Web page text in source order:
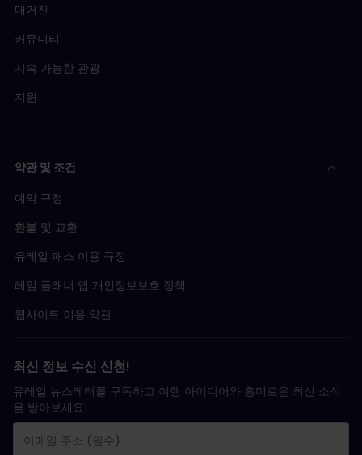
매거진
커뮤니티
지속 가능한 관광
지원
약관 및 조건
예약 규정
환불 및 교환
유레일 패스 이용 규정
레일 플래너 앱 개인정보보호 정책
웹사이트 이용 약관
최신 정보 수신 신청!
유레일 뉴스레터를 구독하고 여행 아이디어와 흥미로운 최신 소식
을 받아보세요!